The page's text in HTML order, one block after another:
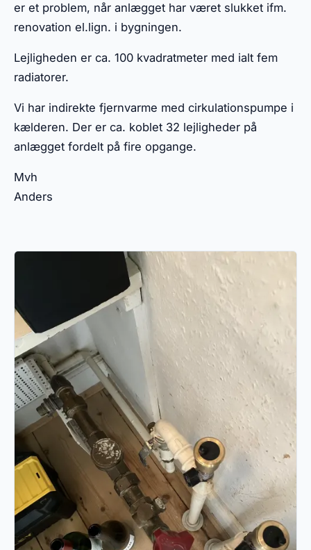
er et problem, når anlægget har været slukket ifm.
renovation el.lign. i bygningen.
Lejligheden er ca. 100 kvadratmeter med ialt fem
radiatorer.
Vi har indirekte fjernvarme med cirkulationspumpe i
kælderen. Der er ca. koblet 32 lejligheder på
anlægget fordelt på fire opgange.
Mvh
Anders